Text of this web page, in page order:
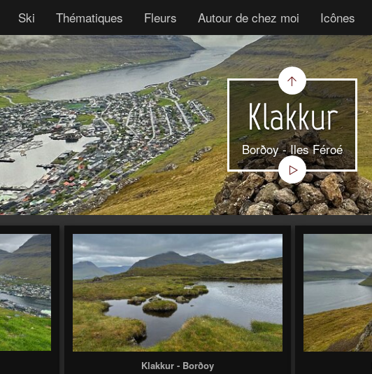
Ski Thématiques Fleurs Autour de chez moi Icônes
Klakkur
Borðoy - Iles Féroé
Klakkur - Borðoy